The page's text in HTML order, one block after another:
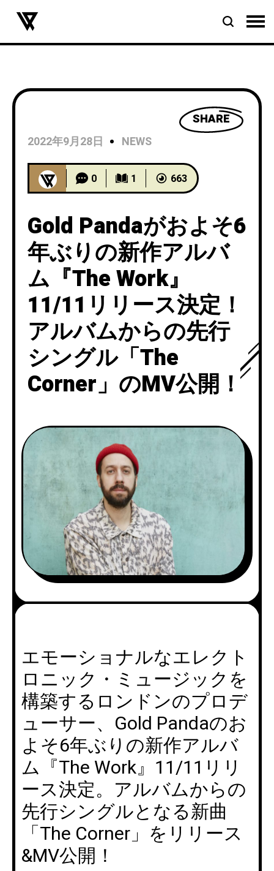
SHARE
2022年9月28日
NEWS
0 1 663
Gold Pandaがおよそ6
年ぶりの新作アルバ
ム『The Work』
11/11リリース決定！
アルバムからの先行
シングル「The
Corner」のMV公開！
エモーショナルなエレクト
ロニック・ミュージックを
構築するロンドンのプロデ
ューサー、Gold Pandaのお
よそ6年ぶりの新作アルバ
ム『The Work』11/11リリ
ース決定。アルバムからの
先行シングルとなる新曲
「The Corner」をリリース
&MV公開！